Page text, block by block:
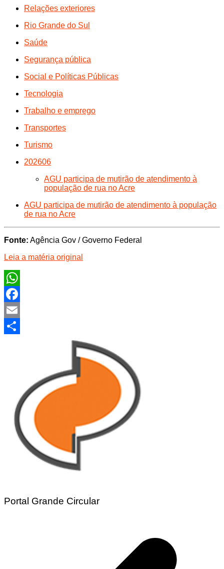
Relações exteriores
Rio Grande do Sul
Saúde
Segurança pública
Social e Políticas Públicas
Tecnologia
Trabalho e emprego
Transportes
Turismo
202606
AGU participa de mutirão de atendimento à
população de rua no Acre
AGU participa de mutirão de atendimento à população
de rua no Acre
Fonte: Agência Gov / Governo Federal
Leia a matéria original
WhatsApp
Facebook
Email
Portal Grande Circular